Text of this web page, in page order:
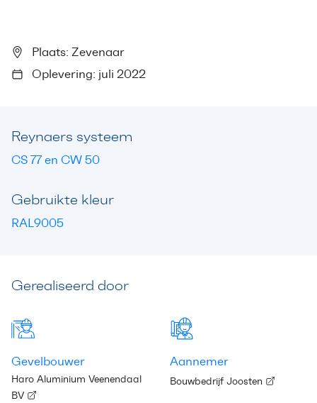
Plaats: Zevenaar
Oplevering: juli 2022
Reynaers systeem
CS 77 en CW 50
Gebruikte kleur
RAL9005
Gerealiseerd door
Gevelbouwer
Haro Aluminium Veenendaal
BV
Aannemer
Bouwbedrijf Joosten